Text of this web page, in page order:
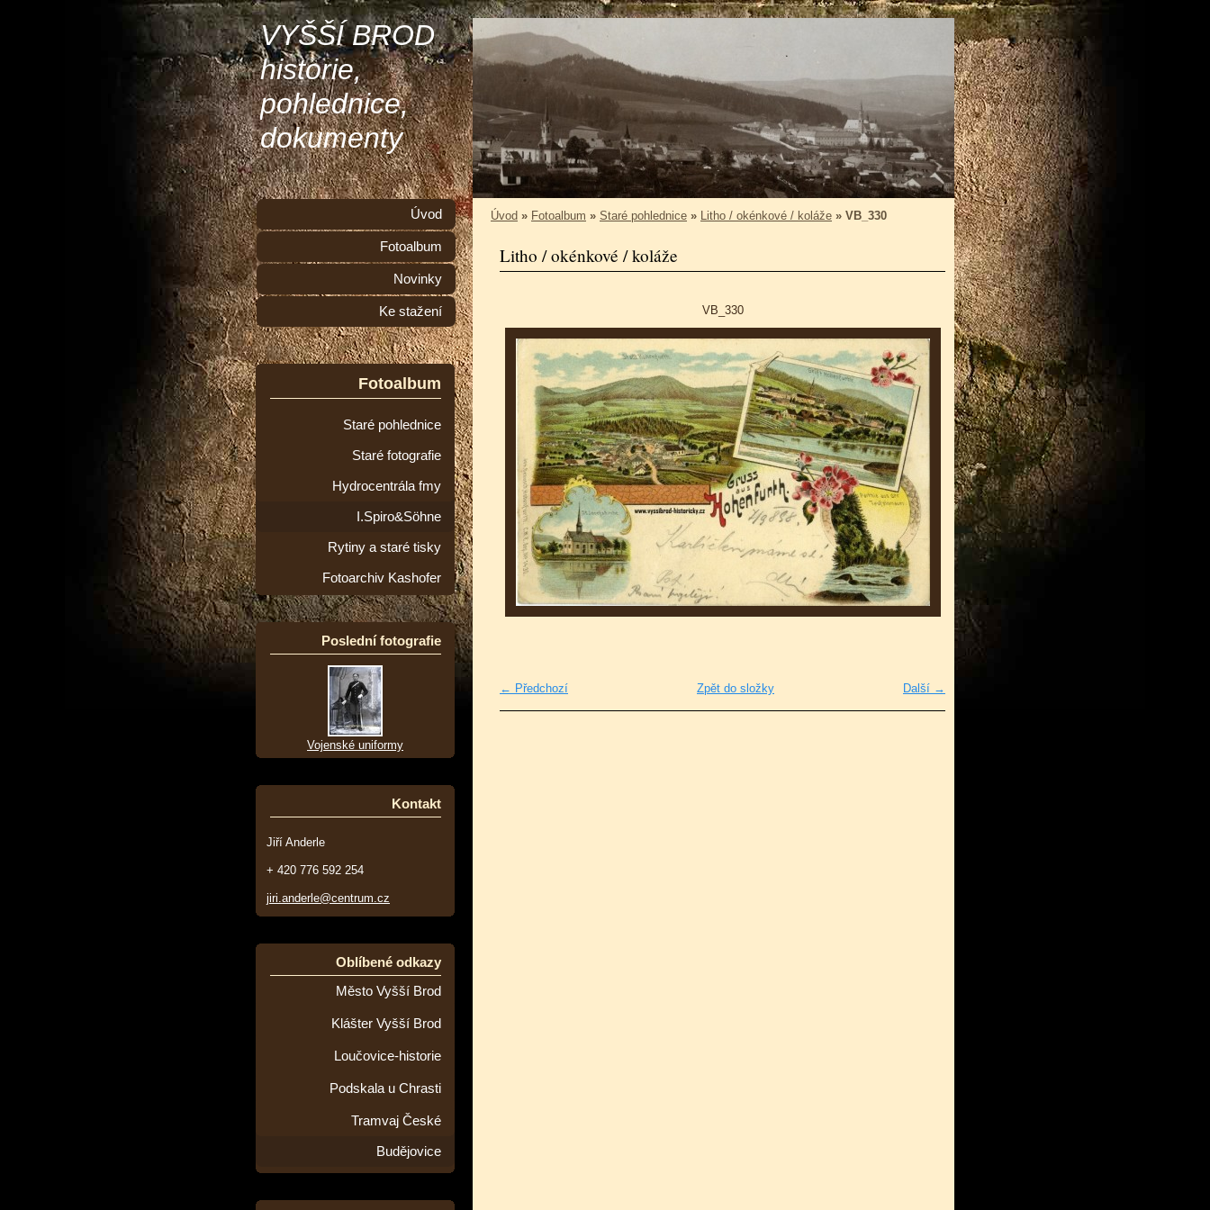
VYŠŠÍ BROD
historie,
pohlednice,
dokumenty
Úvod » Fotoalbum » Staré pohlednice » Litho / okénkové / koláže » VB_330
Litho / okénkové / koláže
VB_330
← Předchozí Další →
Zpět do složky
Úvod
Fotoalbum
Novinky
Ke stažení
Fotoalbum
Staré pohlednice
Staré fotografie
Hydrocentrála fmy
I.Spiro&Söhne
Rytiny a staré tisky
Fotoarchiv Kashofer
Poslední fotografie
Vojenské uniformy
Kontakt
Jiří Anderle
+ 420 776 592 254
jiri.anderle@centrum.cz
Oblíbené odkazy
Město Vyšší Brod
Klášter Vyšší Brod
Loučovice-historie
Podskala u Chrasti
Tramvaj České
Budějovice